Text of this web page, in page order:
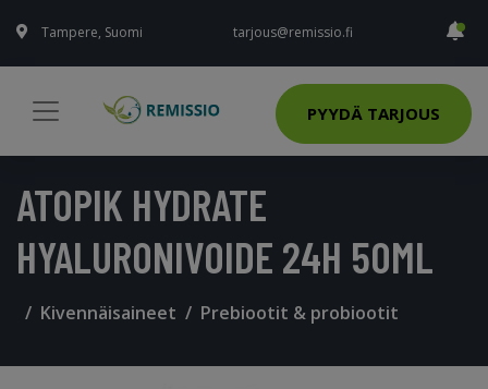
Tampere, Suomi tarjous@remissio.fi
PYYDÄ TARJOUS
ATOPIK HYDRATE
HYALURONIVOIDE 24H 50ML
Kivennäisaineet Prebiootit & probiootit